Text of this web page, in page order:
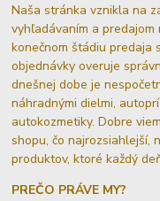
Naša stránka vznikla na
vyhľadávaním a
konečnom štádiu predaja
objednávky overuje
dnešnej dobe je
náhradnými dielmi,
autokozmetiky. Dobre
shopu, čo najrozsiahlejší,
produktov, ktoré každý
PREČO PRÁVE MY?